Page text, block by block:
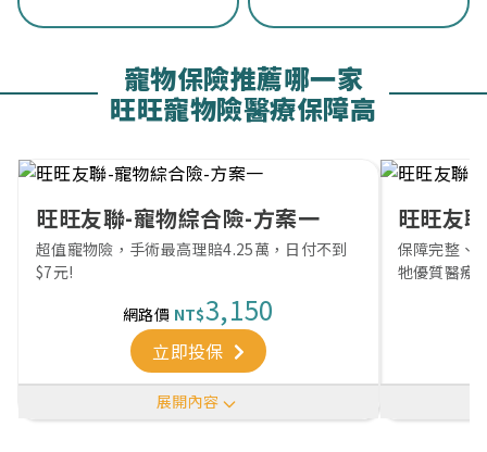
寵物保險推薦哪一家
旺旺寵物險醫療保障高
旺旺友聯-寵物綜合險-方案一
超值寵物險，手術最高理賠4.25萬，日付不到
$7元!
網路價 NT$3,150
立即投保
展開內容
旺旺友
保障完整、
牠優質醫療